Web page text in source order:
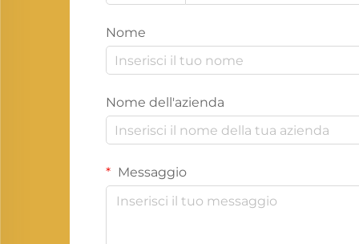
Nome
Nome dell'azienda
Messaggio